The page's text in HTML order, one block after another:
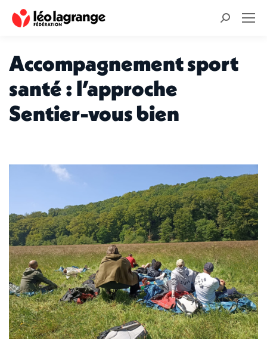
Recherche
Accompagnement sport
santé : l’approche
Sentier-vous bien